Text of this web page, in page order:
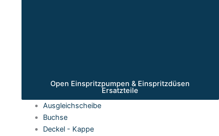
Open Einspritzpumpen & Einspritzdüsen
Ersatzteile
Ausgleichscheibe
Buchse
Deckel - Kappe